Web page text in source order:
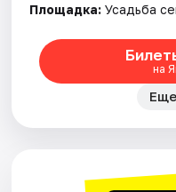
Площадка: Усадьба
на